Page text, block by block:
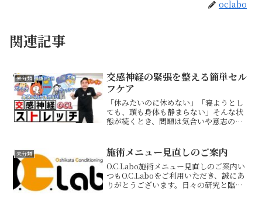
oclabo
関連記事
未分類
交感神経の緊張を整える簡単セル
フケア
「休みたいのに休めない」「寝ようとし
ても、頭も身体も静まらない」そんな状
態が続くとき、問題は気合いや意志の弱
やプレッシャーが重なると、交感神経が
優位になり、首や肩のこわ...
未分類 施術メニュー見直しのご案内
O.C.Labo施術メニュー見直しのご案内い
つもO.C.Laboをご利用いただき、誠にあ
りがとうございます。日々の研究と臨床